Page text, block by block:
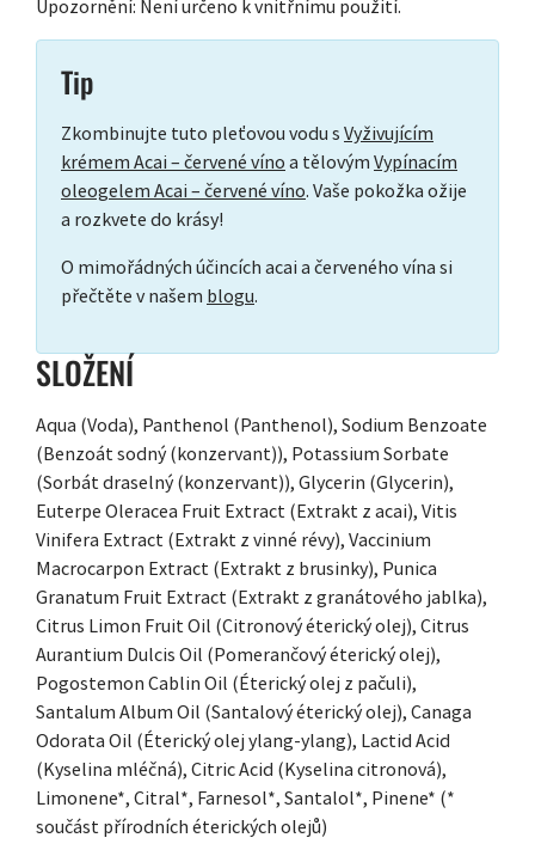
Upozornění: Není určeno k vnitřnímu použití.
Tip
Zkombinujte tuto pleťovou vodu s Vyživujícím
krémem Acai – červené víno a tělovým Vypínacím
oleogelem Acai – červené víno. Vaše pokožka ožije
a rozkvete do krásy!
O mimořádných účincích acai a červeného vína si
přečtěte v našem blogu.
SLOŽENÍ
Aqua (Voda), Panthenol (Panthenol), Sodium Benzoate
(Benzoát sodný (konzervant)), Potassium Sorbate
(Sorbát draselný (konzervant)), Glycerin (Glycerin),
Euterpe Oleracea Fruit Extract (Extrakt z acai), Vitis
Vinifera Extract (Extrakt z vinné révy), Vaccinium
Macrocarpon Extract (Extrakt z brusinky), Punica
Granatum Fruit Extract (Extrakt z granátového jablka),
Citrus Limon Fruit Oil (Citronový éterický olej), Citrus
Aurantium Dulcis Oil (Pomerančový éterický olej),
Pogostemon Cablin Oil (Éterický olej z pačuli),
Santalum Album Oil (Santalový éterický olej), Canaga
Odorata Oil (Éterický olej ylang-ylang), Lactid Acid
(Kyselina mléčná), Citric Acid (Kyselina citronová),
Limonene*, Citral*, Farnesol*, Santalol*, Pinene* (*
součást přírodních éterických olejů)